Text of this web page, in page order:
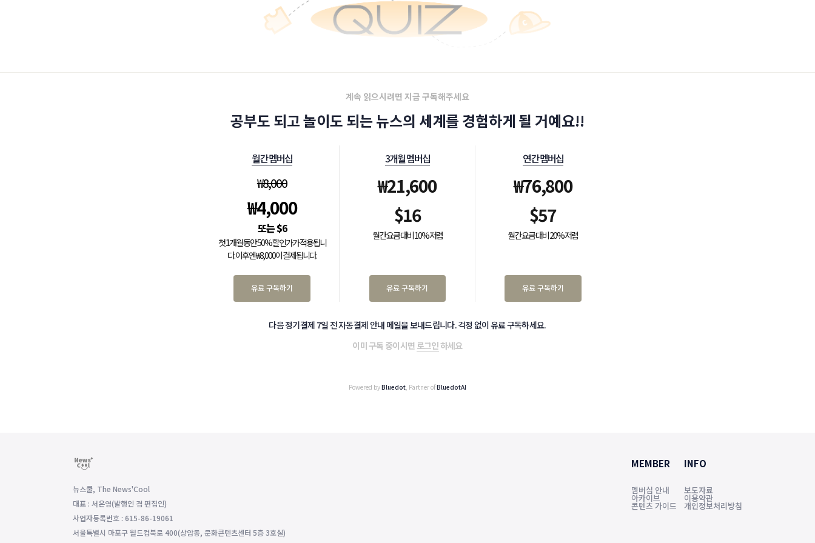
계속 읽으시려면 지금 구독해주세요
공부도 되고 놀이도 되는 뉴스의 세계를 경험하게 될 거예요!!
월간 멤버십
₩8,000
₩4,000
$6
첫 1개월 동안 50% 할인가가 적용됩니
다. 이후엔 ₩8,000이 결제됩니다.
유료 구독하기
3개월 멤버십
₩21,600
$16
월간 요금 대비 10% 저렴
유료 구독하기
연간 멤버십
₩76,800
$57
월간 요금 대비 20% 저렴
유료 구독하기
다음 정기결제 7일 전 자동결제 안내 메일을 보내드립니다. 걱정 없이 유료 구독하세요.
이미 구독 중이시면 로그인하세요
Powered byBluedot , Partner ofBluedotAI
뉴스쿨, The News'Cool
대표 : 서은영(발행인 겸 편집인)
사업자등록번호 : 615-86-19061
서울특별시 마포구 월드컵북로 400(상암동, 문화콘텐츠센터 5층 3호실)
MEMBER
멤버십 안내
아카이브
콘텐츠 가이드
INFO
보도자료
이용약관
개인정보처리방침